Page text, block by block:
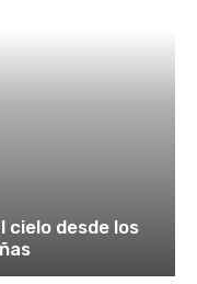
cielo desde los